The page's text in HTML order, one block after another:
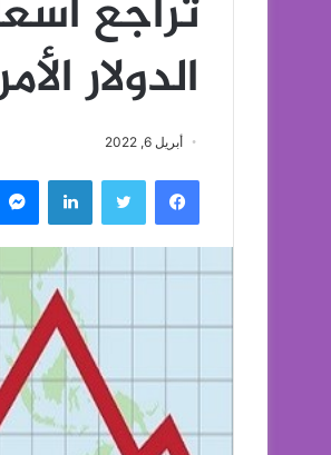
تراجع
الدولار
أبريل 6, 2022
فيسبوك تويتر لينكدإن